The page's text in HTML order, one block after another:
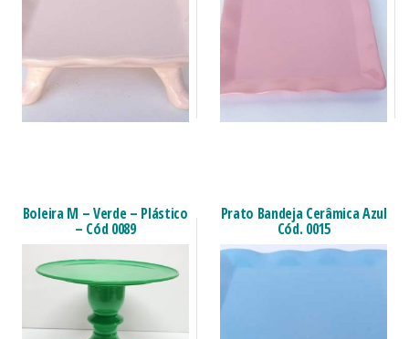
Boleira M – Verde – Plástico
– Cód 0089
Prato Bandeja Cerâmica Azul
Cód. 0015